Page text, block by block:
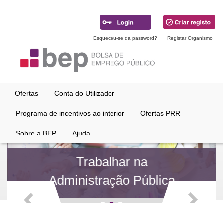
Esqueceu-se da password? Registar Organismo
Ofertas Conta do Utilizador
Programa de incentivos ao interior Ofertas PRR
Sobre a BEP Ajuda
Trabalhar na
Administração Pública